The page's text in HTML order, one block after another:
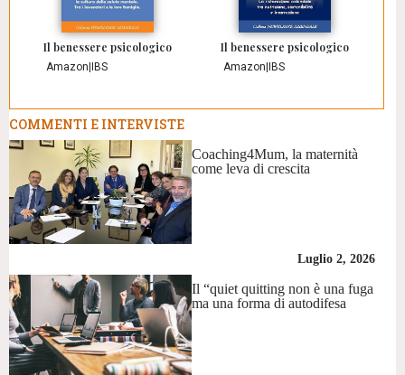
Il benessere psicologico
Amazon|IBS
Il benessere psicologico
Amazon|IBS
COMMENTI E INTERVISTE
Coaching4Mum, la maternità
come leva di crescita
Luglio 2, 2026
Il “quiet quitting non è una fuga
ma una forma di autodifesa